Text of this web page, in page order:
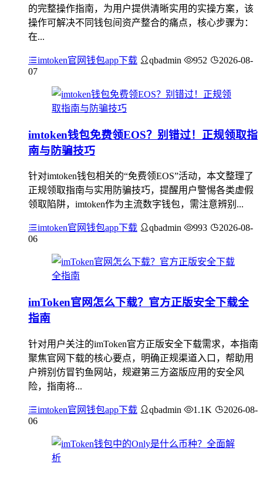
的完整操作指南，为用户提供清晰实用的实操方案，该
操作可解决不同钱包间资产整合的痛点，核心步骤为：
在...
imtoken官网钱包app下载 qbadmin 952
2026-08-
07
imtoken钱包免费领EOS？别错过！正规领取指
南与防骗技巧
针对imtoken钱包相关的“免费领EOS”活动，本文整理了
正规领取指南与实用防骗技巧，提醒用户警惕各类虚假
领取陷阱，imtoken作为主流数字钱包，需注意辨别...
imtoken官网钱包app下载 qbadmin 993
2026-08-
06
imToken官网怎么下载？官方正版安全下载全
指南
针对用户关注的imToken官方正版安全下载需求，本指南
聚焦官网下载的核心要点，明确正规渠道入口，帮助用
户辨别仿冒钓鱼网站，规避第三方盗版应用的安全风
险，指南将...
imtoken官网钱包app下载 qbadmin 1.1K
2026-08-
06